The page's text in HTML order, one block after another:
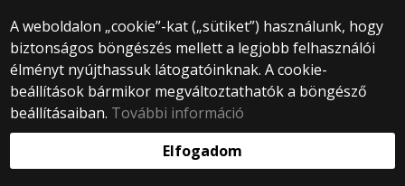
A weboldalon „cookie”-kat („sütiket”) használunk, hogy
biztonságos böngészés mellett a legjobb felhasználói
élményt nyújthassuk látogatóinknak. A cookie-
beállítások bármikor megváltoztathatók a böngésző
beállításaiban. További információ
Elfogadom